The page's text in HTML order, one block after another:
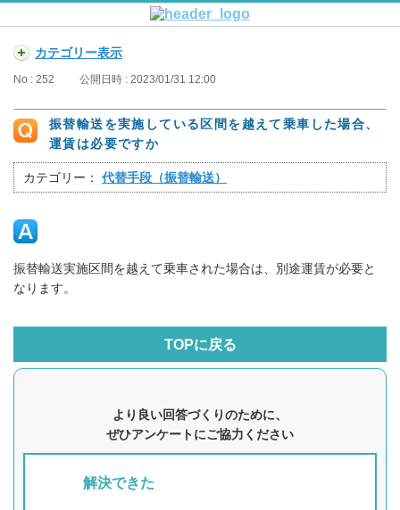
カテゴリー表示
No : 252 公開日時 : 2023/01/31 12:00
振替輸送を実施している区間を越えて乗車した場合、
運賃は必要ですか
カテゴリー： 代替手段（振替輸送）
振替輸送実施区間を越えて乗車された場合は、別途運賃が必要と
なります。
TOPに戻る
より良い回答づくりのために、
ぜひアンケートにご協力ください
解決できた